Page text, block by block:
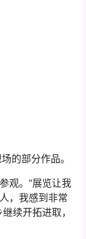
的部分作品。
观。“展览让我
，我感到非常
续开拓进取，